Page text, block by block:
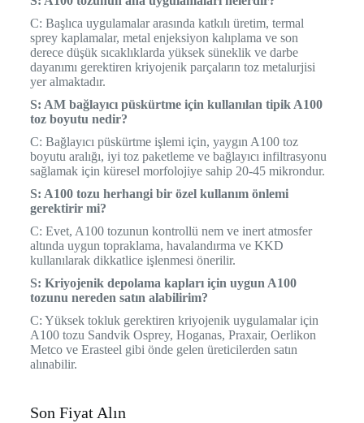
C: Başlıca uygulamalar arasında katkılı üretim, termal
sprey kaplamalar, metal enjeksiyon kalıplama ve son
derece düşük sıcaklıklarda yüksek süneklik ve darbe
dayanımı gerektiren kriyojenik parçaların toz metalurjisi
yer almaktadır.
S: AM bağlayıcı püskürtme için kullanılan tipik A100
toz boyutu nedir?
C: Bağlayıcı püskürtme işlemi için, yaygın A100 toz
boyutu aralığı, iyi toz paketleme ve bağlayıcı infiltrasyonu
sağlamak için küresel morfolojiye sahip 20-45 mikrondur.
S: A100 tozu herhangi bir özel kullanım önlemi
gerektirir mi?
C: Evet, A100 tozunun kontrollü nem ve inert atmosfer
altında uygun topraklama, havalandırma ve KKD
kullanılarak dikkatlice işlenmesi önerilir.
S: Kriyojenik depolama kapları için uygun A100
tozunu nereden satın alabilirim?
C: Yüksek tokluk gerektiren kriyojenik uygulamalar için
A100 tozu Sandvik Osprey, Hoganas, Praxair, Oerlikon
Metco ve Erasteel gibi önde gelen üreticilerden satın
alınabilir.
Son Fiyat Alın